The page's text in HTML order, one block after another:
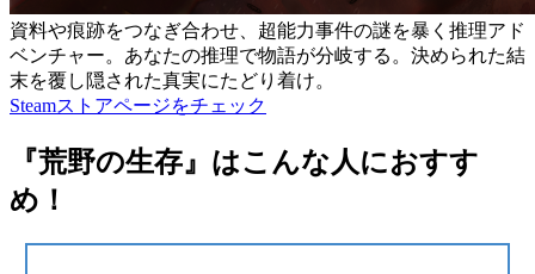
資料や痕跡をつなぎ合わせ、超能力事件の謎を暴く推理アド
ベンチャー。あなたの推理で物語が分岐する。決められた結
末を覆し隠された真実にたどり着け。
Steamストアページをチェック
『荒野の生存』はこんな人におすす
め！